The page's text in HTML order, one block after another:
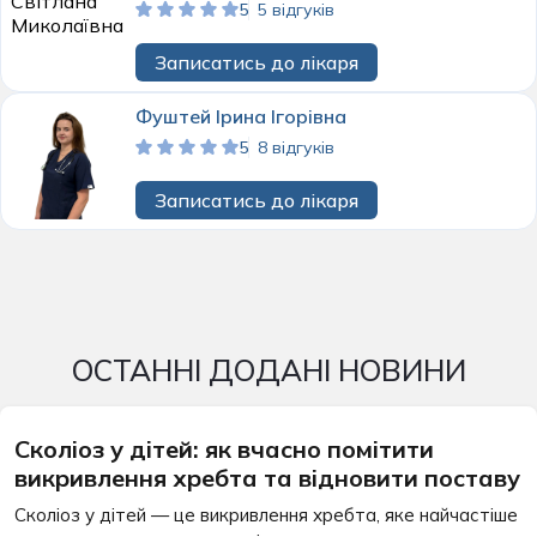
5 5 відгуків
Записатись до лікаря
Фуштей Ірина Ігорівна
5 8 відгуків
Записатись до лікаря
ОСТАННІ ДОДАНІ НОВИНИ
Сколіоз у дітей: як вчасно помітити
викривлення хребта та відновити поставу
Сколіоз у дітей — це викривлення хребта, яке найчастіше